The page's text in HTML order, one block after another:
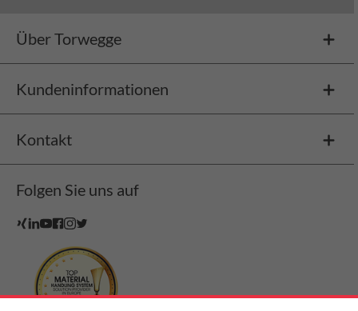
Über Torwegge
Kundeninformationen
Kontakt
Folgen Sie uns auf